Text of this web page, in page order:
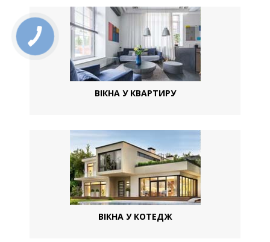
ВІКНА У КВАРТИРУ
ВІКНА У КОТЕДЖ